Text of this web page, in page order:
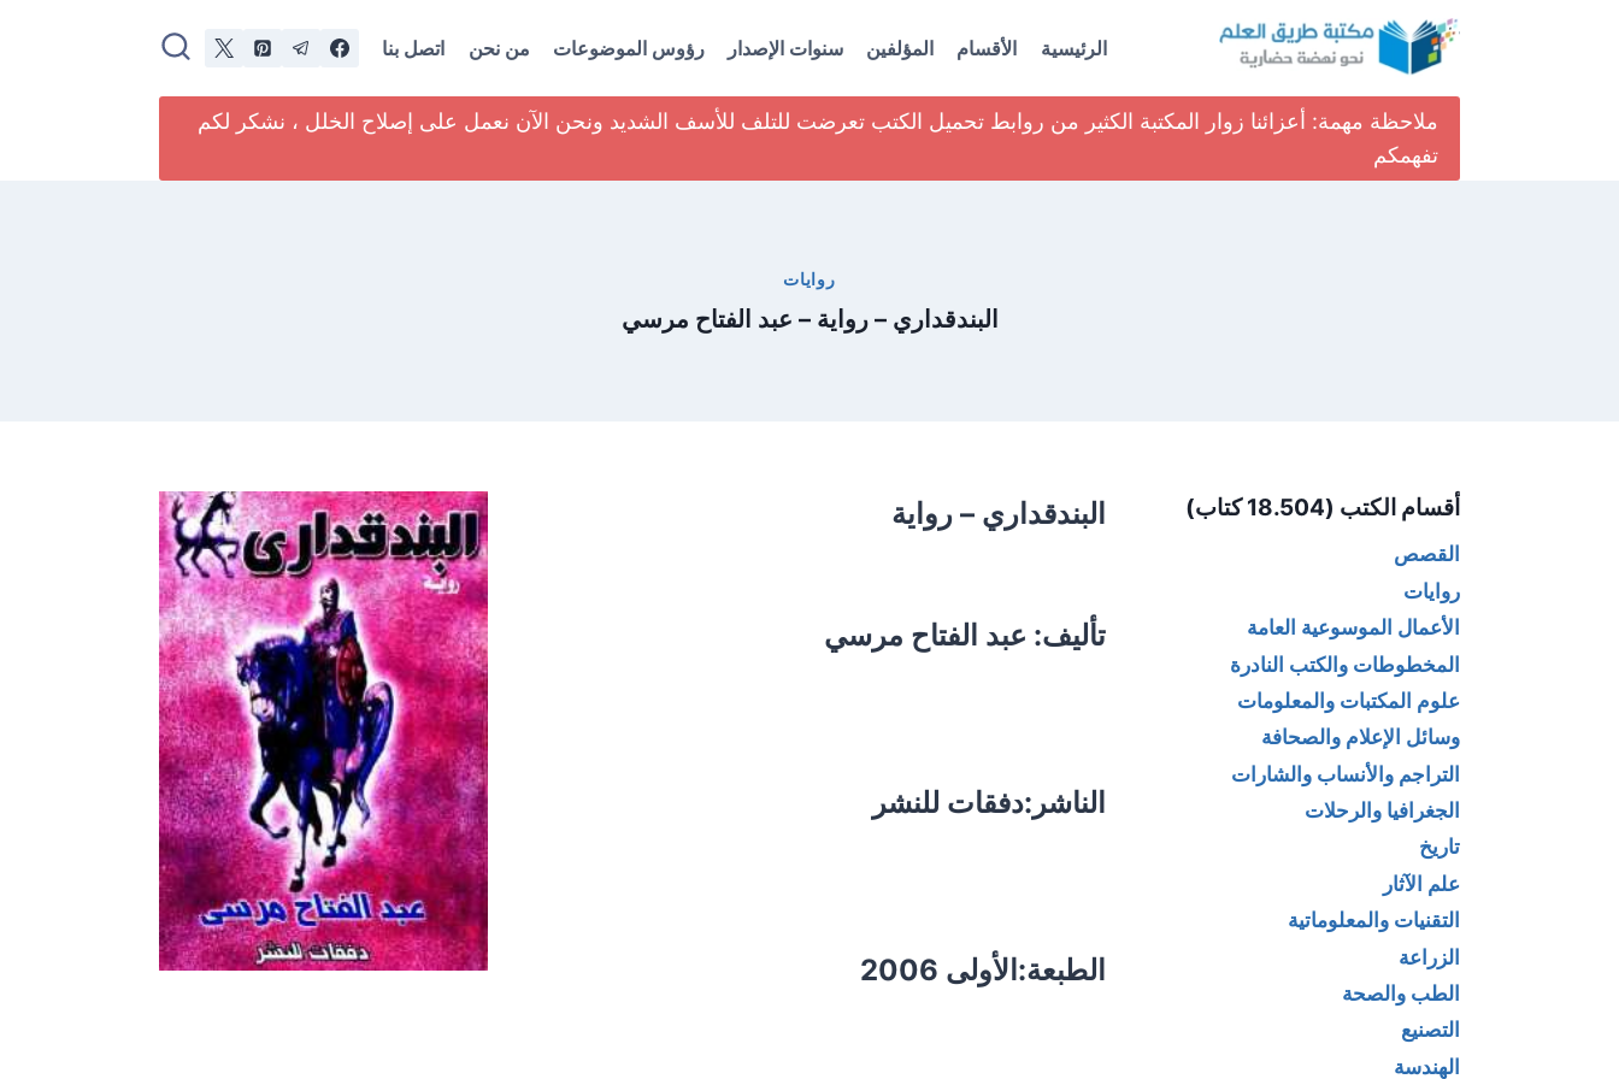
الرئيسية الأقسام المؤلفين سنوات الإصدار رؤوس الموضوعات من نحن اتصل بنا
ملاحظة مهمة: أعزائنا زوار المكتبة الكثير من روابط تحميل الكتب تعرضت للتلف للأسف الشديد ونحن الآن نعمل على إصلاح الخلل ، نشكر لكم
تفهمكم
روايات
البندقداري – رواية – عبد الفتاح مرسي
البندقداري – رواية
تأليف: عبد الفتاح مرسي
الناشر:دفقات للنشر
الطبعة:الأولى 2006
أقسام الكتب (18.504 كتاب)
القصص
روايات
الأعمال الموسوعية العامة
المخطوطات والكتب النادرة
علوم المكتبات والمعلومات
وسائل الإعلام والصحافة
التراجم والأنساب والشارات
الجغرافيا والرحلات
تاريخ
علم الآثار
التقنيات والمعلوماتية
الزراعة
الطب والصحة
التصنيع
الهندسة